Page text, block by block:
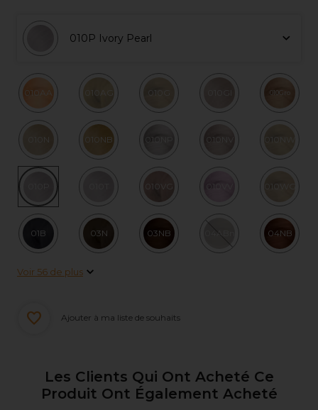
010P Ivory Pearl
010AA 010AG 010G 010GI 010Gro
010N 010NB 010NP 010NV 010NW
010VG 010VV 010WG
01B 03N 03NB 04ABn 04NB
Voir 56 de plus
Ajouter à ma liste de souhaits
Les Clients Qui Ont Acheté Ce
Produit Ont Également Acheté